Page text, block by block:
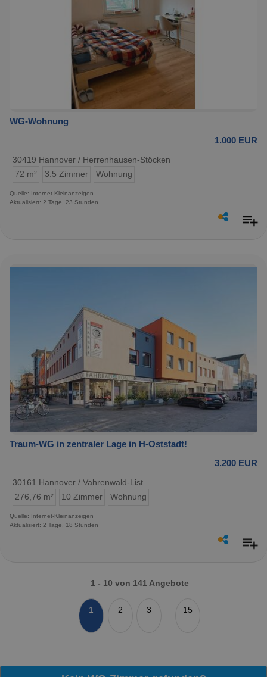
WG-Wohnung
1.000 EUR
30419 Hannover / Herrenhausen-Stöcken
72 m²
3.5 Zimmer Wohnung
Quelle: Internet-Kleinanzeigen
Aktualisiert: 2 Tage, 23 Stunden
Traum-WG in zentraler Lage in H-Oststadt!
3.200 EUR
30161 Hannover / Vahrenwald-List
276,76 m²
10 Zimmer Wohnung
Quelle: Internet-Kleinanzeigen
Aktualisiert: 2 Tage, 18 Stunden
1 - 10 von 141 Angebote
1 2
3
15